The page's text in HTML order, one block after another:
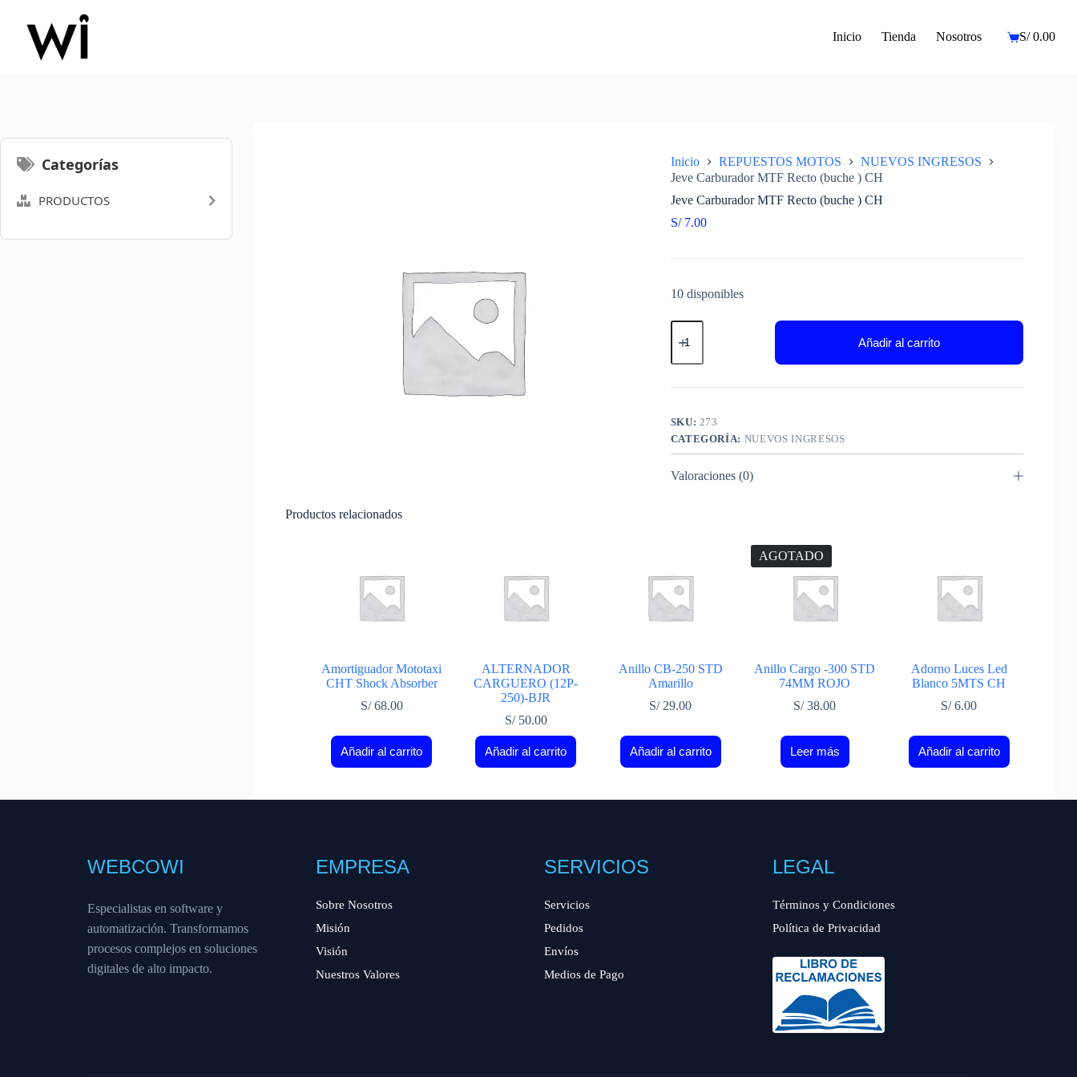
contenido
Inicio Tienda Nosotros
Carro
S/0.00
Inicio REPUESTOS MOTOS
NUEVOS INGRESOS
Jeve Carburador MTF Recto (buche ) CH
Jeve Carburador MTF Recto (buche ) CH
S/7.00
10 disponibles
Jeve
Carburador
Recto
cantidad
Añadir al carrito
SKU: 273
CATEGORÍA: NUEVOS INGRESOS
Valoraciones (0)
Productos relacionados
Amortiguador Mototaxi
CHT Shock Absorber
S/68.00
Añadir al carrito
ALTERNADOR
CARGUERO (12P-
250)-BJR
S/50.00
Añadir al carrito
Anillo CB-250 STD
Amarillo
S/29.00
Añadir al carrito
AGOTADO
Anillo Cargo -300 STD
74MM ROJO
S/38.00
Leer más
Adorno Luces Led
Blanco 5MTS CH
S/6.00
Añadir al carrito
Categorías
PRODUCTOS
WEBCOWI
Especialistas en software y
automatización. Transformamos
procesos complejos en soluciones
digitales de alto impacto.
EMPRESA
Sobre Nosotros
Misión
Visión
Nuestros Valores
SERVICIOS
Servicios
Pedidos
Envíos
Medios de Pago
LEGAL
Términos y Condiciones
Política de Privacidad